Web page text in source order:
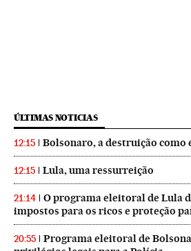
ÚLTIMAS NOTICIAS
12:15 Bolsonaro, a destruição como
12:15 Lula, uma ressurreição
21:14
O programa eleitoral de Lula
impostos para os ricos e proteção
20:55
Programa eleitoral de